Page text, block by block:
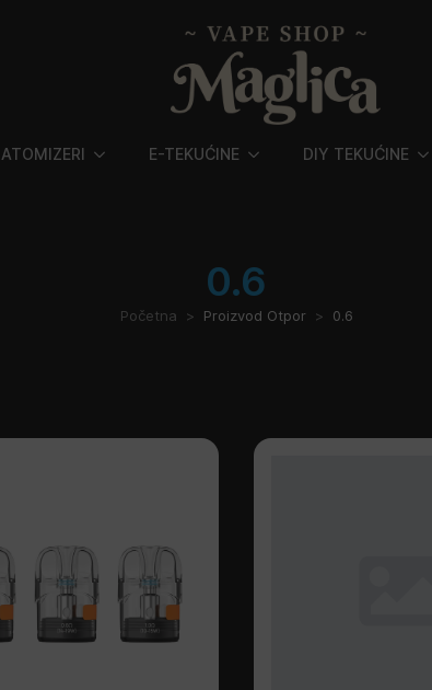
ATOMIZERI E-TEKUĆINE DIY TEKUĆINE
0.6
Početna Proizvod Otpor 0.6